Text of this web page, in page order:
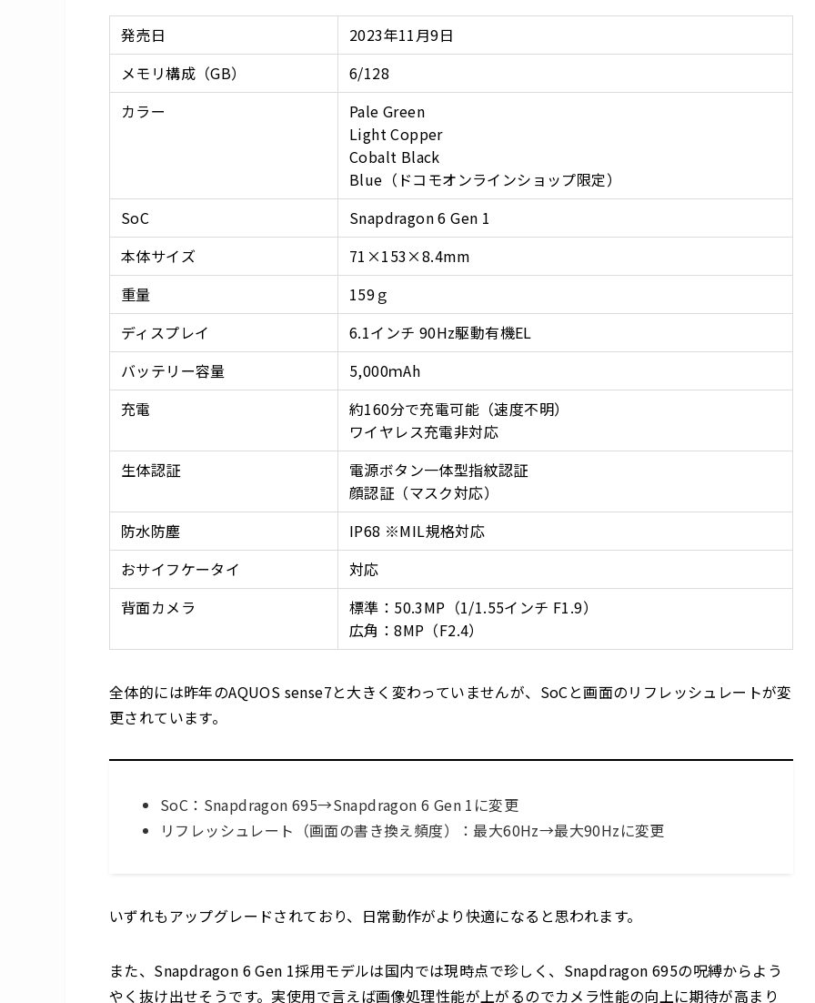
発売日
2023年11月9日
メモリ構成（GB）
6/128
カラー
Pale Green
Light Copper
Cobalt Black
Blue（ドコモオンラインショップ限定）
SoC
Snapdragon 6 Gen 1
本体サイズ
71×153×8.4mm
重量
159ｇ
ディスプレイ
6.1インチ 90Hz駆動有機EL
バッテリー容量
5,000ｍAh
充電
約160分で充電可能（速度不明）
ワイヤレス充電非対応
生体認証
電源ボタン一体型指紋認証
顔認証（マスク対応）
防水防塵
IP68 ※MIL規格対応
おサイフケータイ
対応
背面カメラ
標準：50.3MP（1/1.55インチ F1.9）
広角：8MP（F2.4）
全体的には昨年のAQUOS sense7と大きく変わっていませんが、SoCと画面のリフレッシュレートが変
更されています。
SoC：Snapdragon 695→Snapdragon 6 Gen 1に変更
リフレッシュレート（画面の書き換え頻度）：最大60Hz→最大90Hzに変更
いずれもアップグレードされており、日常動作がより快適になると思われます。
また、Snapdragon 6 Gen 1採用モデルは国内では現時点で珍しく、Snapdragon 695の呪縛からよう
やく抜け出せそうです。実使用で言えば画像処理性能が上がるのでカメラ性能の向上に期待が高まり